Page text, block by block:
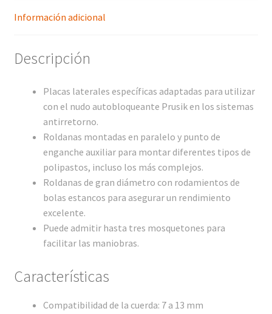
Información adicional
Descripción
Placas laterales específicas adaptadas para utilizar
con el nudo autobloqueante Prusik en los sistemas
antirretorno.
Roldanas montadas en paralelo y punto de
enganche auxiliar para montar diferentes tipos de
polipastos, incluso los más complejos.
Roldanas de gran diámetro con rodamientos de
bolas estancos para asegurar un rendimiento
excelente.
Puede admitir hasta tres mosquetones para
facilitar las maniobras.
Características
Compatibilidad de la cuerda: 7 a 13 mm